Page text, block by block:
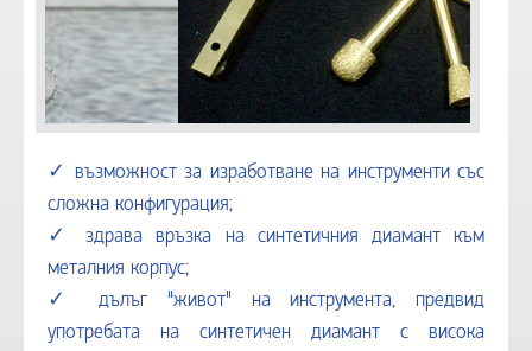
КОНТАКТИ
✓ възможност за изработване на инструменти със
сложна конфигурация;
✓ здрава връзка на синтетичния диамант към
металния корпус;
✓ дълъг “живот” на инструмента, предвид
употребата на синтетичен диамант с висока